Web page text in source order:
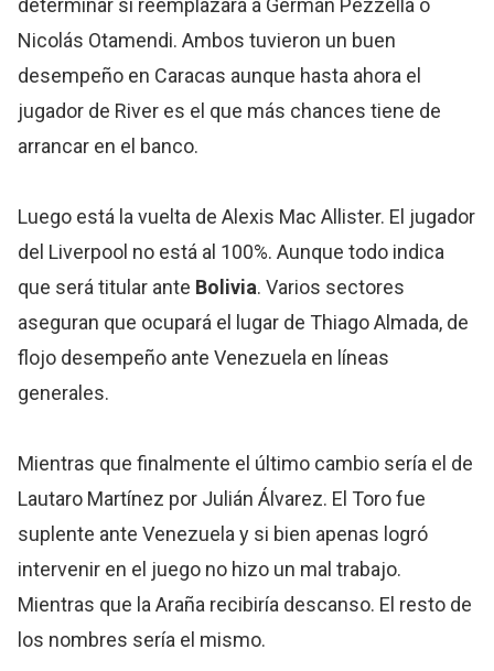
Nicolás Otamendi. Ambos tuvieron un buen
desempeño en Caracas aunque hasta ahora el
jugador de River es el que más chances tiene de
arrancar en el banco.
Luego está la vuelta de Alexis Mac Allister. El jugador
del Liverpool no está al 100%. Aunque todo indica
que será titular ante Bolivia. Varios sectores
aseguran que ocupará el lugar de Thiago Almada, de
flojo desempeño ante Venezuela en líneas
generales.
Mientras que finalmente el último cambio sería el de
Lautaro Martínez por Julián Álvarez. El Toro fue
suplente ante Venezuela y si bien apenas logró
intervenir en el juego no hizo un mal trabajo.
Mientras que la Araña recibiría descanso. El resto de
los nombres sería el mismo.